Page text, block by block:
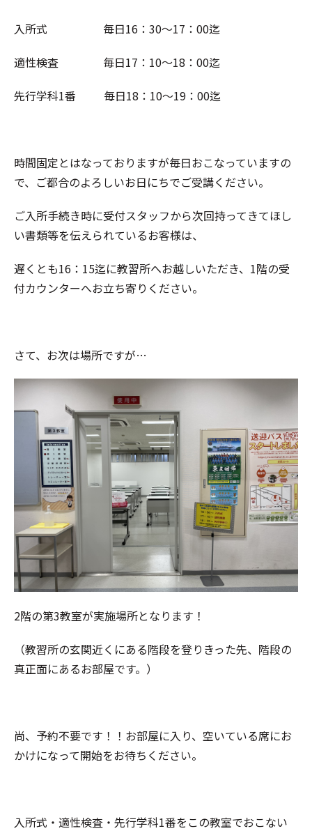
入所式 毎日16：30～17：00迄
適性検査 毎日17：10～18：00迄
先行学科1番 毎日18：10～19：00迄
時間固定とはなっておりますが毎日おこなっていますの
で、ご都合のよろしいお日にちでご受講ください。
ご入所手続き時に受付スタッフから次回持ってきてほし
い書類等を伝えられているお客様は、
遅くとも16：15迄に教習所へお越しいただき、1階の受
付カウンターへお立ち寄りください。
さて、お次は場所ですが…
2階の第3教室が実施場所となります！
（教習所の玄関近くにある階段を登りきった先、階段の
真正面にあるお部屋です。）
尚、予約不要です！！お部屋に入り、空いている席にお
かけになって開始をお待ちください。
入所式・適性検査・先行学科1番をこの教室でおこない